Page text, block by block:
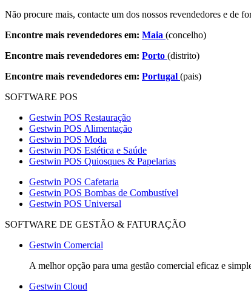
Não procure mais, contacte um dos nossos revendedores e de
Encontre mais revendedores em: Maia (concelho)
Encontre mais revendedores em: Porto (distrito)
Encontre mais revendedores em: Portugal (pais)
SOFTWARE POS
Gestwin POS Restauração
Gestwin POS Alimentação
Gestwin POS Moda
Gestwin POS Estética e Saúde
Gestwin POS Quiosques & Papelarias
Gestwin POS Cafetaria
Gestwin POS Bombas de Combustível
Gestwin POS Universal
SOFTWARE DE GESTÃO & FATURAÇÃO
Gestwin Comercial
A melhor opção para uma gestão comercial eficaz e
Gestwin Cloud